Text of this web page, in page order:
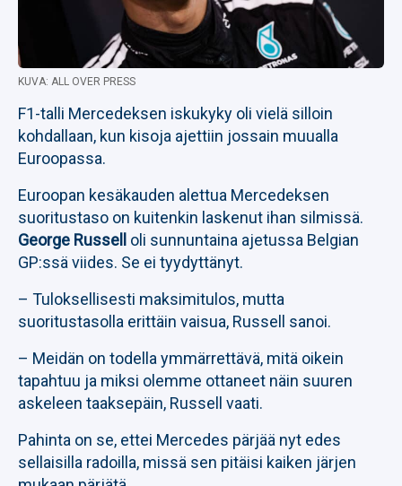
KUVA: ALL OVER PRESS
F1-talli Mercedeksen iskukyky oli vielä silloin
kohdallaan, kun kisoja ajettiin jossain muualla
Euroopassa.
Euroopan kesäkauden alettua Mercedeksen
suoritustaso on kuitenkin laskenut ihan silmissä.
George Russell
oli sunnuntaina ajetussa Belgian
GP:ssä viides. Se ei tyydyttänyt.
– Tuloksellisesti maksimitulos, mutta
suoritustasolla erittäin vaisua, Russell sanoi.
– Meidän on todella ymmärrettävä, mitä oikein
tapahtuu ja miksi olemme ottaneet näin suuren
askeleen taaksepäin, Russell vaati.
Pahinta on se, ettei Mercedes pärjää nyt edes
sellaisilla radoilla, missä sen pitäisi kaiken järjen